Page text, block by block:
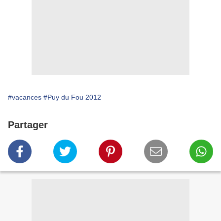
#vacances #Puy du Fou 2012
Partager